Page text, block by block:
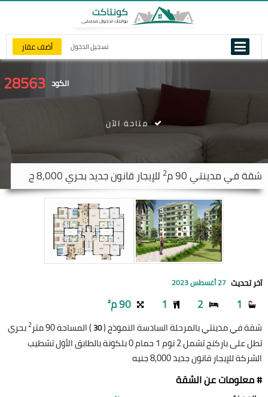
تسجيل الدخول أضف عقار
الكود 28563
شقة فيمدينتي 2 للإيجار قانون جديد بحري 8,000 ج
متاحة الآن
آخر تحديث 27 أغسطس 2023
1
2
1 90 م²
شقة في مدينتي بالمرحلة السادسة النموذج (30) المساحة 90 متر 2بحري
تطل على باركنج تشمل 2 نوم 1 حمام 0 بلكونة بالطابق الأول تشطيب
الشركة للإيجار قانون جديد 8,000 جنيه
# معلومات عن الشقة